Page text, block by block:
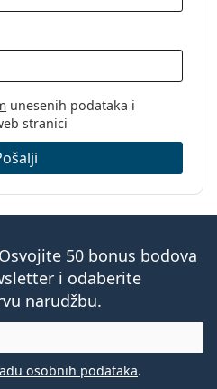
unesenih podataka i
stranici
50 bonus bodova
i odaberite
narudžbu.
osobnih podataka.